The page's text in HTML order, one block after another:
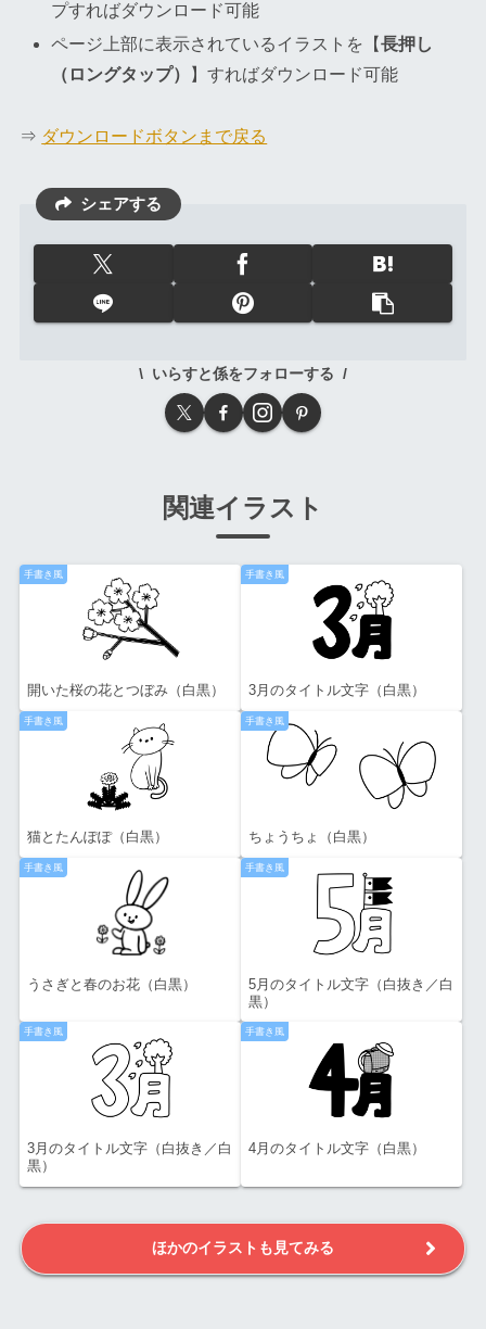
プすればダウンロード可能
ページ上部に表示されているイラストを【長押し
（ロングタップ）
】すればダウンロード可能
⇒ ダウンロードボタンまで戻る
シェアする
いらすと係をフォローする
関連イラスト
手書き風
開いた桜の花とつぼみ（白黒）
手書き風
3月のタイトル文字（白黒）
手書き風
猫とたんぽぽ（白黒）
手書き風
ちょうちょ（白黒）
手書き風
うさぎと春のお花（白黒）
手書き風
5月のタイトル文字（白抜き／白
黒）
手書き風
3月のタイトル文字（白抜き／白
黒）
手書き風
4月のタイトル文字（白黒）
ほかのイラストも見てみる